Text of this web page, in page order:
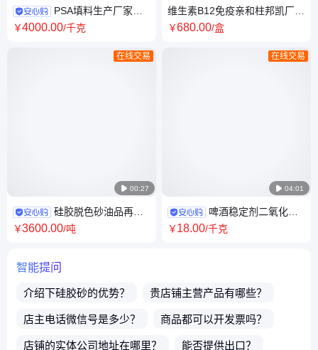
PSA填料生产厂家支
持定制 SPE固相萃取专用按需
￥4000.00/千克
 00:27
在线交易
硅胶脱色砂油品再生
硅胶砂生产厂家可定制规格指
￥3600.00/吨
维生素B12免疫亲和柱邦凯厂家
直供1500ng3ml肝素IAC柱
￥680.00/盒
 04:01
在线交易
啤酒稳定剂二氧化硅
厂家 耐高温塑料用助剂 邦凯
￥18.00/千克
智能提问
介绍下硅胶砂的优势？ 贵店铺主营产品有哪些？
店主电话微信号是多少？ 商品都可以开发票吗？
店铺的实体公司地址在哪里？ 能否提供出口？